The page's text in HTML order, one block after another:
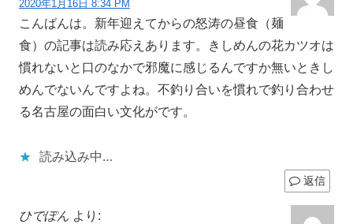
2020年1月16日 8:34 PM
こんばんは。新年迎えてからの怒涛の昼食（麺
食）の記事は読み応えあります。きしめんの花カツオは
慣れないと口のなかで邪魔に感じるんですか無いときし
めんでないんですよね。不釣り合いを慣れで釣り合わせ
る名古屋の面白い文化がです。
読み込み中…
返信
ひでぽん より: